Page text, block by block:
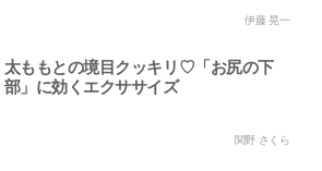
伊藤 晃一
太ももとの境目クッキリ♡「お尻の下
部」に効くエクササイズ
関野 さくら